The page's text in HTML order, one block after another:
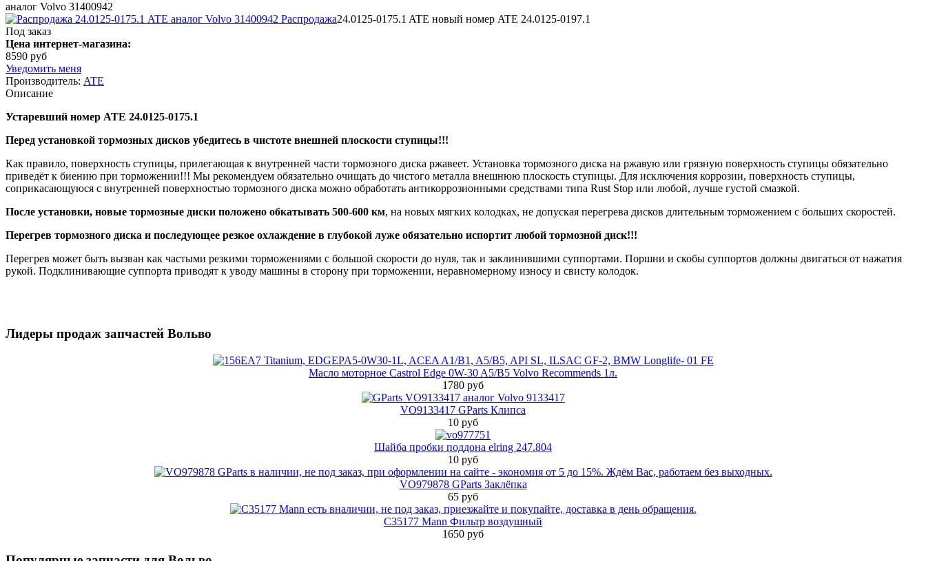
аналог Volvo 31400942
24.0125-0175.1 ATE новый номер ATE 24.0125-0197.1
Под заказ
Цена интернет-магазина:
8590 руб
Уведомить меня
Производитель: ATE
Описание
Устаревший номер ATE 24.0125-0175.1
Перед установкой тормозных дисков убедитесь в чистоте внешней плоскости ступицы!!!
Как правило, поверхность ступицы, прилегающая к внутренней части тормозного диска ржавеет. Установка тормозного диска на ржавую или грязную поверхность ступицы обязательно
приведёт к биению при торможении!!! Мы рекомендуем обязательно очищать до чистого металла внешнюю плоскость ступицы. Для исключения коррозии, поверхность ступицы,
соприкасающуюся с внутренней поверхностью тормозного диска можно обработать антикоррозионными средствами типа Rust Stop или любой, лучше густой смазкой.
После установки, новые тормозные диски положено обкатывать 500-600 км, на новых мягких колодках, не допуская перегрева дисков длительным торможением с больших скоростей.
Перегрев тормозного диска и последующее резкое охлаждение в глубокой луже обязательно испортит любой тормозной диск!!!
Перегрев может быть вызван как частыми резкими торможениями с большой скорости до нуля, так и заклинившими суппортами. Поршни и скобы суппортов должны двигаться от нажатия
рукой. Подклинивающие суппорта приводят к уводу машины в сторону при торможении, неравномерному износу и свисту колодок.
Лидеры продаж запчастей Вольво
Масло моторное Castrol Edge 0W-30 A5/B5 Volvo Recommends 1л.
1780 руб
VO9133417 GParts Клипса
10 руб
Шайба пробки поддона elring 247.804
10 руб
VO979878 GParts Заклёпка
65 руб
C35177 Mann Фильтр воздушный
1650 руб